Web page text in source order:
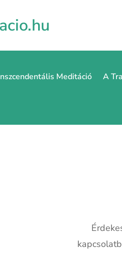
Meditáció A